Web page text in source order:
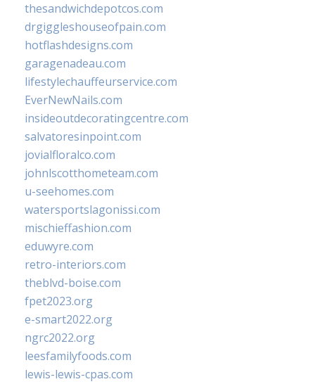
thesandwichdepotcos.com
drgiggleshouseofpain.com
hotflashdesigns.com
garagenadeau.com
lifestylechauffeurservice.com
EverNewNails.com
insideoutdecoratingcentre.com
salvatoresinpoint.com
jovialfloralco.com
johnlscotthometeam.com
u-seehomes.com
watersportslagonissi.com
mischieffashion.com
eduwyre.com
retro-interiors.com
theblvd-boise.com
fpet2023.org
e-smart2022.org
ngrc2022.org
leesfamilyfoods.com
lewis-lewis-cpas.com